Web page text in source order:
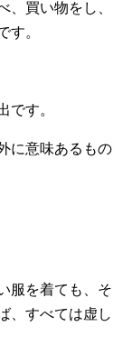
、買い物をし、
す。
です。
に意味あるもの
服を着ても、そ
、すべては虚し